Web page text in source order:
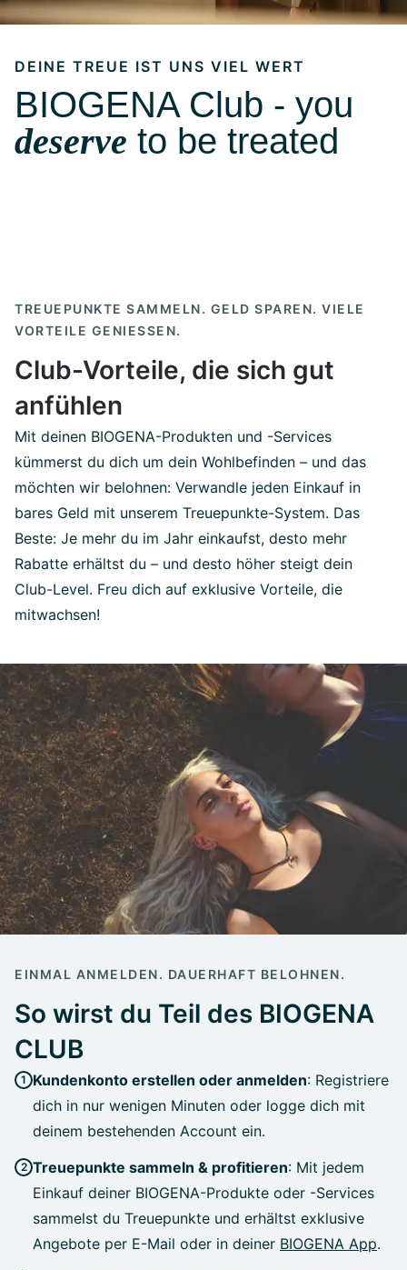
DEINE TREUE IST UNS VIEL WERT
BIOGENA Club - you
deserve to be treated
TREUEPUNKTE SAMMELN. GELD SPAREN. VIELE
VORTEILE GENIESSEN.
Club-Vorteile, die sich gut
anfühlen
Mit deinen BIOGENA-Produkten und -Services
kümmerst du dich um dein Wohlbefinden – und das
möchten wir belohnen: Verwandle jeden Einkauf in
bares Geld mit unserem Treuepunkte-System. Das
Beste: Je mehr du im Jahr einkaufst, desto mehr
Rabatte erhältst du – und desto höher steigt dein
Club-Level. Freu dich auf exklusive Vorteile, die
mitwachsen!
EINMAL ANMELDEN. DAUERHAFT BELOHNEN.
So wirst du Teil des BIOGENA
CLUB
Kundenkonto erstellen oder anmelden: Registriere
dich in nur wenigen Minuten oder logge dich mit
deinem bestehenden Account ein.
Treuepunkte sammeln & profitieren: Mit jedem
Einkauf deiner BIOGENA-Produkte oder -Services
sammelst du Treuepunkte und erhältst exklusive
Angebote per E-Mail oder in deiner BIOGENA App.